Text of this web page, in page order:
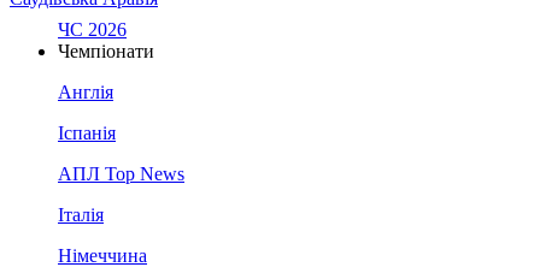
ЧС 2026
Чемпіонати
Англія
Іспанія
АПЛ Top News
Італія
Німеччина